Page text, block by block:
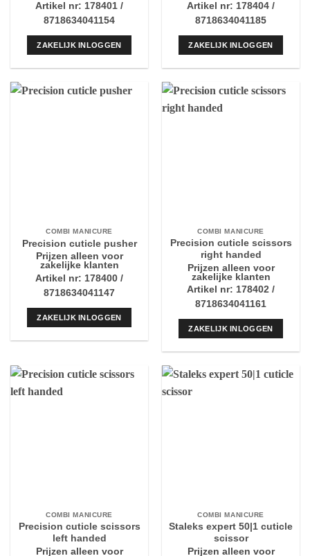
Artikel nr: 178401 /
8718634041154
ZAKELIJK INLOGGEN
Artikel nr: 178404 /
8718634041185
ZAKELIJK INLOGGEN
COMBI MANICURE
Precision cuticle pusher
Prijzen alleen voor
zakelijke klanten
Artikel nr: 178400 /
8718634041147
ZAKELIJK INLOGGEN
COMBI MANICURE
Precision cuticle scissors
right handed
Prijzen alleen voor
zakelijke klanten
Artikel nr: 178402 /
8718634041161
ZAKELIJK INLOGGEN
COMBI MANICURE
Precision cuticle scissors
left handed
Prijzen alleen voor
COMBI MANICURE
Staleks expert 50|1 cuticle
scissor
Prijzen alleen voor